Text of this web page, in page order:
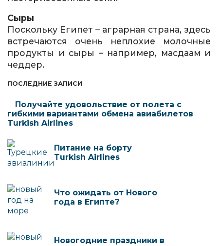
Сыры
Поскольку Египет – аграрная страна, здесь
встречаются очень неплохие молочные
продукты и сыры – например, масдаам и
чеддер.
ПОСЛЕДНИЕ ЗАПИСИ
Получайте удовольствие от полета с
гибкими вариантами обмена авиабилетов
Turkish Airlines
Питание на борту
Turkish Airlines
Что ожидать от Нового
года в Египте?
Новогодние праздники в